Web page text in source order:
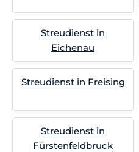
Streudienst in
Eichenau
Streudienst in Freising
Streudienst in
Fürstenfeldbruck